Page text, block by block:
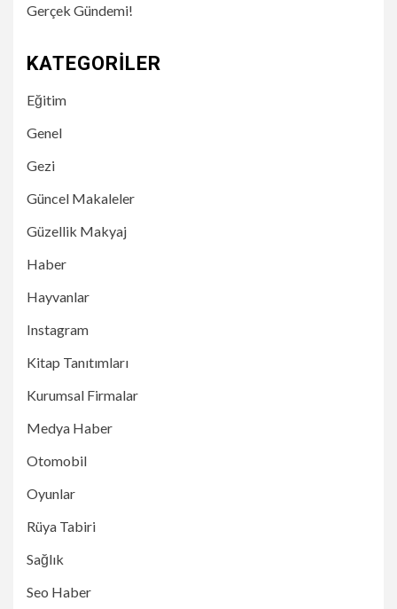
Gerçek Gündemi!
KATEGORILER
Eğitim
Genel
Gezi
Güncel Makaleler
Güzellik Makyaj
Haber
Hayvanlar
Instagram
Kitap Tanıtımları
Kurumsal Firmalar
Medya Haber
Otomobil
Oyunlar
Rüya Tabiri
Sağlık
Seo Haber